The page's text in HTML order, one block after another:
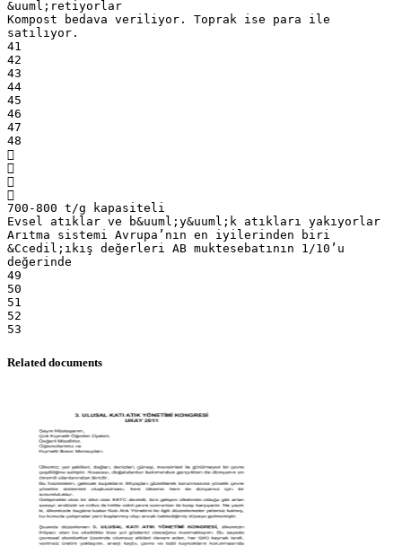
&uuml;retiyorlar
Kompost bedava veriliyor. Toprak ise para ile
satılıyor.
41
42
43
44
45
46
47
48




700-800 t/g kapasiteli
Evsel atıklar ve b&uuml;y&uuml;k atıkları yakıyorlar
Arıtma sistemi Avrupa’nın en iyilerinden biri
&Ccedil;ıkış değerleri AB muktesebatının 1/10’u
değerinde
49
50
51
52
Related documents